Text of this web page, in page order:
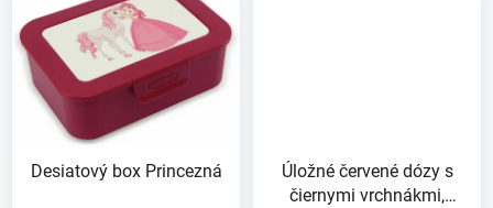
Desiatový box Princezná
Úložné červené dózy s
čiernymi vrchnákmi,